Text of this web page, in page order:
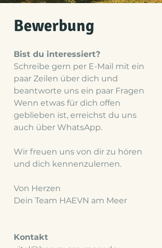
Bewerbung
Bist du interessiert?
Schreibe gern per E-Mail mit ein
paar Zeilen über dich und
beantworte uns ein paar Fragen
​Wenn etwas für dich offen
geblieben ist, erreichst du uns
auch über WhatsApp.
Wir freuen uns von dir zu hören
und dich kennenzulernen.
Von Herzen
Dein Team HAEVN am Meer
Kontakt